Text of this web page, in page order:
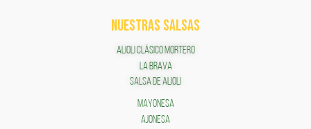
NUESTRAS SALSAS
ALIOLI CLÁSICO MORTERO
LA BRAVA
SALSA DE ALIOLI
MAYONESA
AJONESA